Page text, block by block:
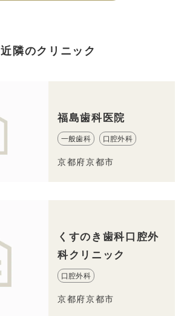
近隣のクリニック
福島歯科医院
一般歯科 口腔外科
京都府京都市
くすのき歯科口腔外
科クリニック
口腔外科
京都府京都市